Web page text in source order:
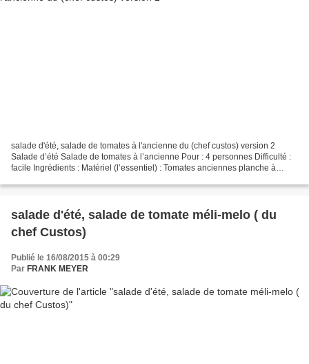
salade d'été, salade de tomates à l'ancienne du (chef custos) version 2
Salade d’été Salade de tomates à l’ancienne Pour : 4 personnes Difficulté :
facile Ingrédients : Matériel (l’essentiel) : Tomates anciennes planche à
salade d'été, salade de tomate méli-melo ( du
chef Custos)
Publié le 16/08/2015 à 00:29
Par FRANK MEYER